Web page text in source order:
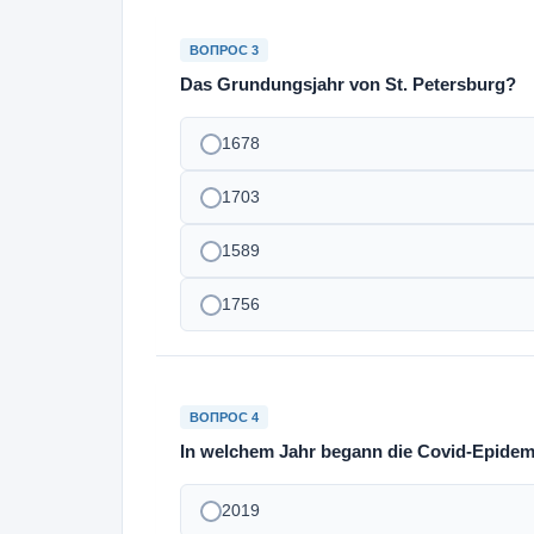
ВОПРОС 3
Das Grundungsjahr von St. Petersburg?
1678
1703
1589
1756
ВОПРОС 4
In welchem Jahr begann die Covid-
2019